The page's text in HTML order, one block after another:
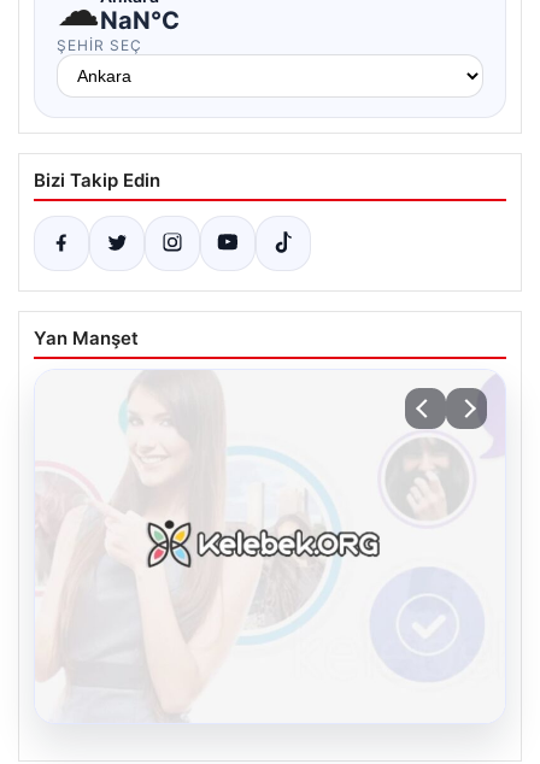
NaN°C
ŞEHIR SEÇ
Bizi Takip Edin
Yan Manşet